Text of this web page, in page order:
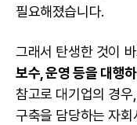
필요해졌습니다.
그래서 탄생한 것이
보수, 운영 등을 대행
참고로 대기업의 경
구축을 담당하는 자